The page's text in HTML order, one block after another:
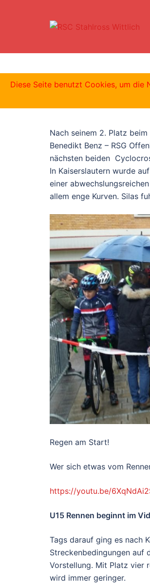
Nach seinem 2. Platz
Benedikt Benz – RSG
nächsten beiden
In Kaiserslautern wurde
einer
allem enge Kurven. Silas
Regen am Start!
Wer sich etwas vom
https://youtu.be/
U15 Rennen beginnt im
Tags darauf ging es nach
Streckenbedingungen auf
Vorstellung. Mit Platz vier
wird immer geringer.
Diese Seite benutzt Cookies, um die